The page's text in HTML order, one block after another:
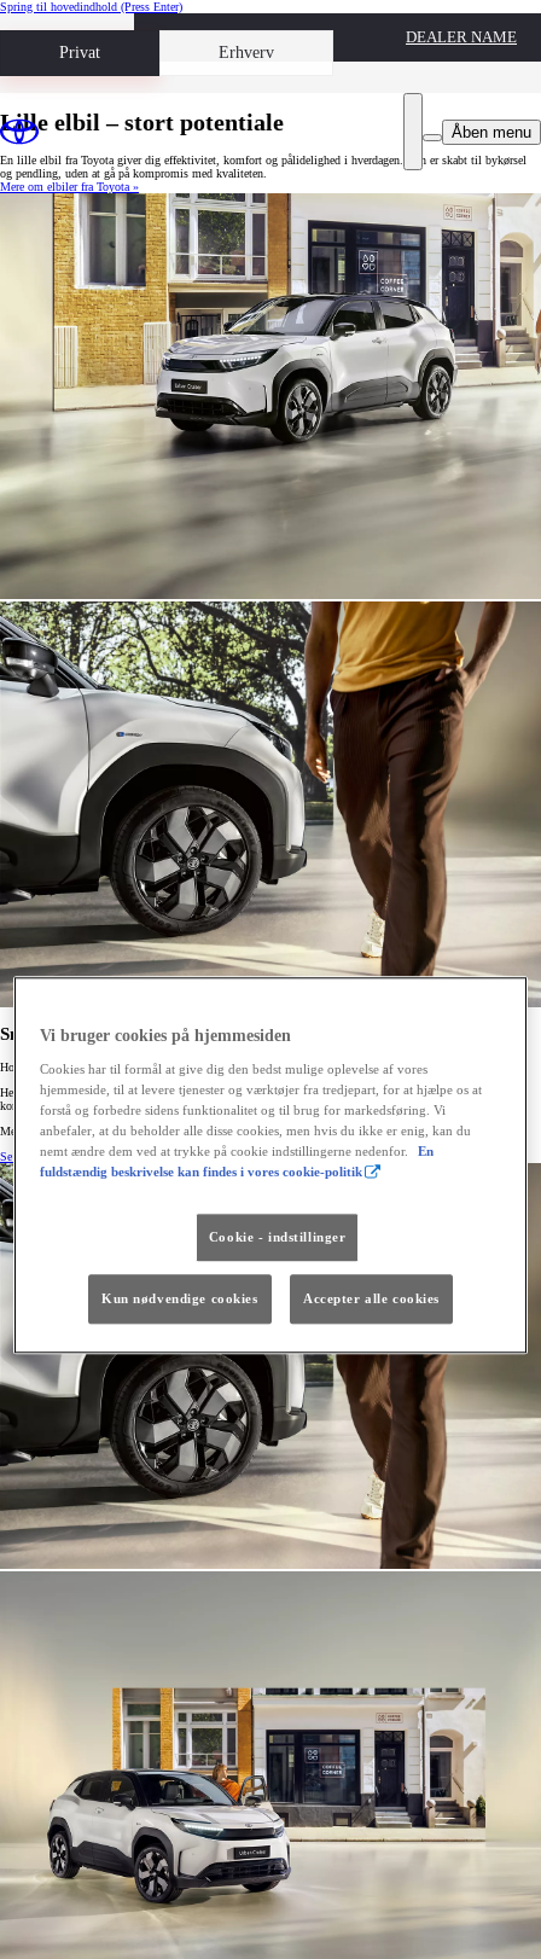
Spring til hovedindhold (Press Enter)
Privat Erhverv
Book prøvetur
DEALER NAME
Åben menu
Lille elbil – stort potentiale
En lille elbil fra Toyota giver dig effektivitet, komfort og pålidelighed i hverdagen. Den er skabt til bykørsel
og pendling, uden at gå på kompromis med kvaliteten.
Mere om elbiler fra Toyota »
Små elbiler fra Toyota – kompakte og fulde af komfort
Hos Toyota kan du finde en elbil i kompakt design, der stadig giver en rummelig fornemmelse i kabinen.
Her får du det bedste fra to verdener: En kompakt størrelse, der gør det nemt at manøvrere og parkere,
kombineret med fleksibel indretning og moderne teknologi, der sikrer en tryg og behagelig køreoplevelse.
Med en kompakt elbil fra Toyota er du klar til alt fra hverdagens pendling til spontane weekendture.
Se alle vores små biler
Vi bruger cookies på hjemmesiden
Cookies har til formål at give dig den bedst mulige oplevelse af vores
hjemmeside, til at levere tjenester og værktøjer fra tredjepart, for at hjælpe os at
forstå og forbedre sidens funktionalitet og til brug for markedsføring. Vi
anbefaler, at du beholder alle disse cookies, men hvis du ikke er enig, kan du
nemt ændre dem ved at trykke på cookie indstillingerne nedenfor.
En
fuldstændig beskrivelse kan findes i vores cookie-politik
Cookie - indstillinger
Kun nødvendige cookies Accepter alle cookies